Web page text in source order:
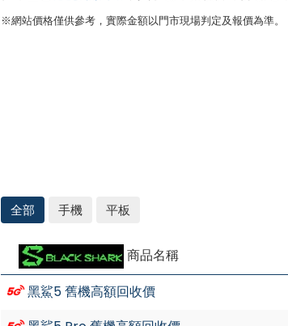
※網站價格僅供參考，實際金額以門市現場判定及報價為準。
全部 手機 平板
高
價
回
商品名稱
黑鯊5 舊機高額回收價